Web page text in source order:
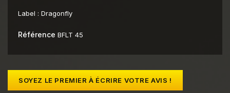
Label : Dragonfly
Référence BFLT 45
SOYEZ LE PREMIER À ÉCRIRE VOTRE AVIS !